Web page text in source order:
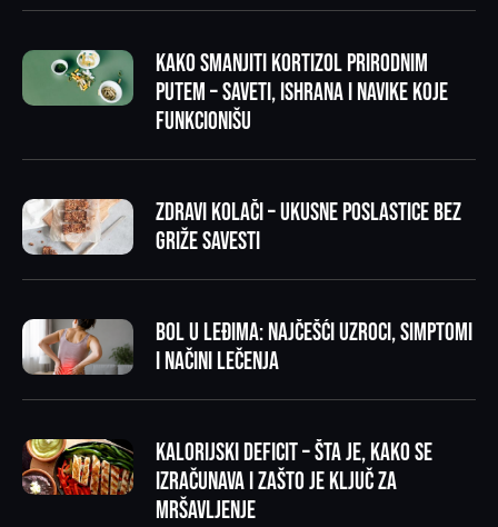
Kako smanjiti kortizol prirodnim
putem – saveti, ishrana i navike koje
funkcionišu
Zdravi kolači – ukusne poslastice bez
griže savesti
Bol u leđima: najčešći uzroci, simptomi
i načini lečenja
Kalorijski deficit – šta je, kako se
izračunava i zašto je ključ za
mršavljenje